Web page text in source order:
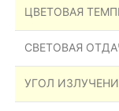
ЦВЕТОВАЯ
СВЕТОВАЯ
УГОЛ